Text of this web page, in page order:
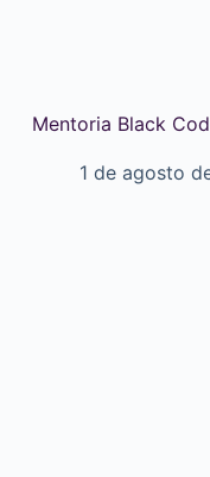
Mentoria Black
1 de agosto